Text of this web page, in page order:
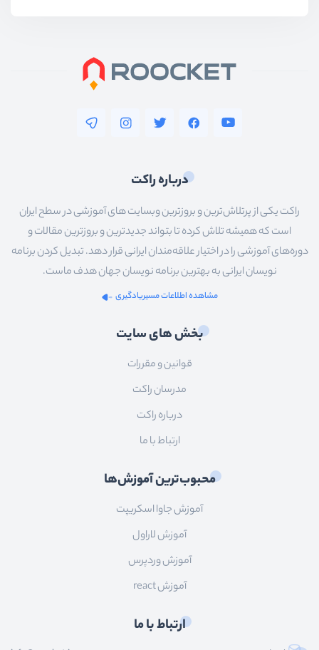
درباره راکت
راکت یکی از پرتلاش‌ترین و بروزترین وبسایت های آموزشی در سطح ایران
است که همیشه تلاش کرده تا بتواند جدیدترین و بروزترین مقالات و
دوره‌های آموزشی را در اختیار علاقه‌مندان ایرانی قرار دهد. تبدیل کردن برنامه
نویسان ایرانی به بهترین برنامه نویسان جهان هدف ماست.
مشاهده اطلاعات مسیریادگیری
بخش های سایت
قوانین و مقررات
مدرسان راکت
درباره راکت
ارتباط با ما
محبوب‌ترین آموزش‌ها
آموزش جاوا اسکریپت
آموزش لاراول
آموزش وردپرس
آموزش react
ارتباط با ما